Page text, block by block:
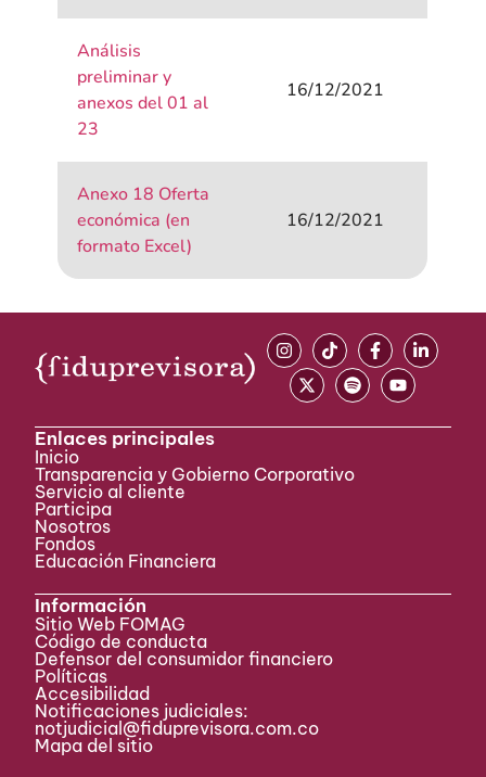
Análisis
preliminar y
anexos del 01 al
23
16/12/2021
Anexo 18 Oferta
económica (en
formato Excel)
16/12/2021
Enlaces principales
Inicio
Transparencia y Gobierno Corporativo
Servicio al cliente
Participa ​
Nosotros
Fondos
Educación Financiera
Información
Sitio Web FOMAG
Código de conducta
Defensor del consumidor financiero
Políticas
Accesibilidad
Notificaciones judiciales:
notjudicial@fiduprevisora.com.co
Mapa del sitio